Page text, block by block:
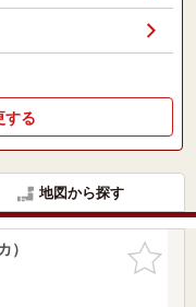
する
地図から探す
お気に入
りに追加
）